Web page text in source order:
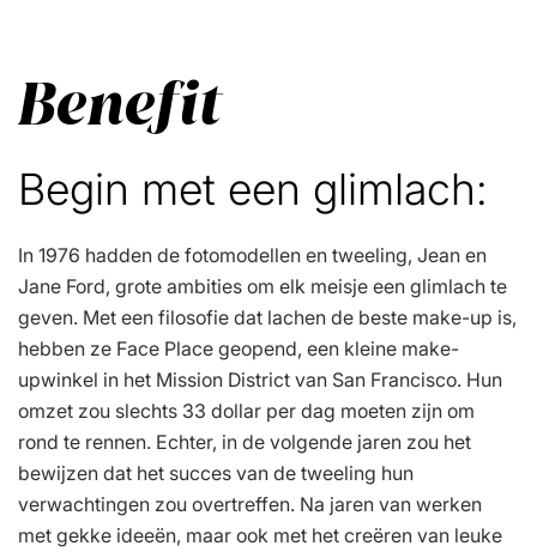
Benefit
Begin met een glimlach:
In 1976 hadden de fotomodellen en tweeling, Jean en
Jane Ford, grote ambities om elk meisje een glimlach te
geven. Met een filosofie dat lachen de beste make-up is,
hebben ze Face Place geopend, een kleine make-
upwinkel in het Mission District van San Francisco. Hun
omzet zou slechts 33 dollar per dag moeten zijn om
rond te rennen. Echter, in de volgende jaren zou het
bewijzen dat het succes van de tweeling hun
verwachtingen zou overtreffen. Na jaren van werken
met gekke ideeën, maar ook met het creëren van leuke